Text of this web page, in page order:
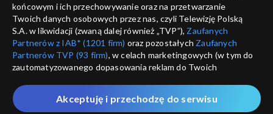
Wichrowe wzgórze
odc. 225
Wichrowe wzgórze
odc. 224
końcowym i ich przechowywanie oraz na przetwarzanie
Twoich danych osobowych przez nas, czyli Telewizję Polską
S.A. w likwidacji (zwaną dalej również „TVP”), Zaufanych
Partnerów z IAB* (1201 firm) oraz pozostałych Zaufanych
Partnerów TVP (93 firm), w celach marketingowych (w tym do
zautomatyzowanego dopasowania reklam do Twoich
które wskazujemy poniżej, a także zgody na udostępnianie
przez nas identyfikatora PPID do Google.
Akceptuję i przechodzę do serwisu